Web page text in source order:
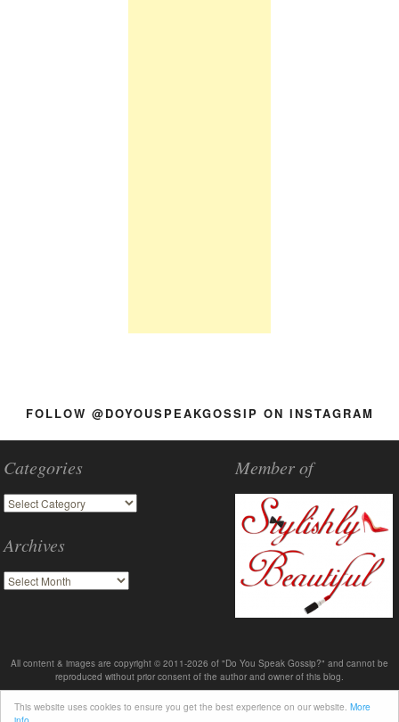
This website uses cookies to ensure you get the best experience on our website. More
FOLLOW @DOYOUSPEAKGOSSIP ON INSTAGRAM
Categories
Archives
Member of
All content & images are copyright © 2011-2026 of "Do You Speak Gossip?" and cannot be
reproduced without prior consent of the author and owner of this blog.